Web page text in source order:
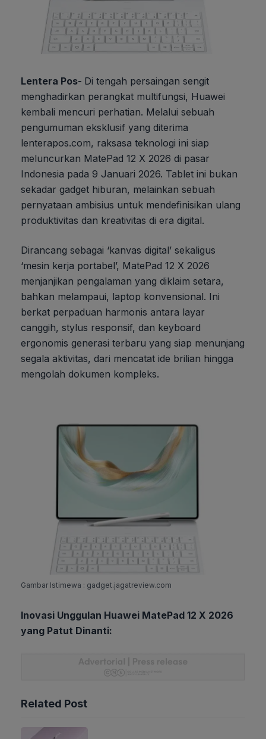
Lentera Pos- Di tengah persaingan sengit
menghadirkan perangkat multifungsi, Huawei
kembali mencuri perhatian. Melalui sebuah
pengumuman eksklusif yang diterima
lenterapos.com, raksasa teknologi ini siap
meluncurkan MatePad 12 X 2026 di pasar
Indonesia pada 9 Januari 2026. Tablet ini bukan
sekadar gadget hiburan, melainkan sebuah
pernyataan ambisius untuk mendefinisikan ulang
produktivitas dan kreativitas di era digital.
Dirancang sebagai ‘kanvas digital’ sekaligus
‘mesin kerja portabel’, MatePad 12 X 2026
menjanjikan pengalaman yang diklaim setara,
bahkan melampaui, laptop konvensional. Ini
berkat perpaduan harmonis antara layar
canggih, stylus responsif, dan keyboard
ergonomis generasi terbaru yang siap menunjang
segala aktivitas, dari mencatat ide brilian hingga
mengolah dokumen kompleks.
Gambar Istimewa : gadget.jagatreview.com
Inovasi Unggulan Huawei MatePad 12 X 2026
yang Patut Dinanti:
Related Post